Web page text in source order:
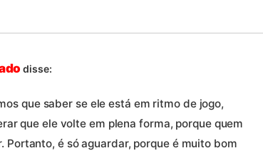
disse:
que saber se ele está em ritmo de jogo,
que ele volte em plena forma, porque quem
Portanto, é só aguardar, porque é muito bom